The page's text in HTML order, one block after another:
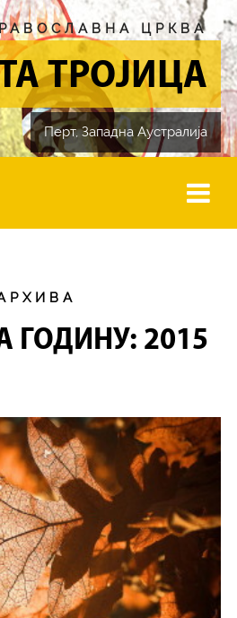
ЦРКВА
ТРОЈИЦА
Перт, Западна Aустралија
ГОДИНУ: 2015